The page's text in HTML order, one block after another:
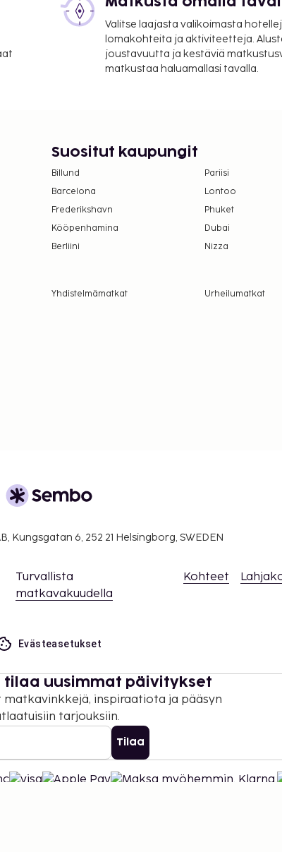
Valitse laajasta valikoimasta
lomakohteita ja aktiviteetteja.
joustavuutta ja kestäviä
matkustaa haluamallasi tavalla.
Suositut kaupungit
Billund Pariisi
Barcelona
Lontoo
Frederikshavn
Phuket
Kööpenhamina
Dubai
Berliini
Nizza
Yhdistelmämatkat Urheilumatkat
Kungsgatan 6, 252 21 Helsingborg, SWEDEN
Turvallista
matkavakuudella
Kohteet
Evästeasetukset
tilaa uusimmat päivitykset
matkavinkkejä, inspiraatiota ja pääsyn
tarjouksiin.
Tilaa